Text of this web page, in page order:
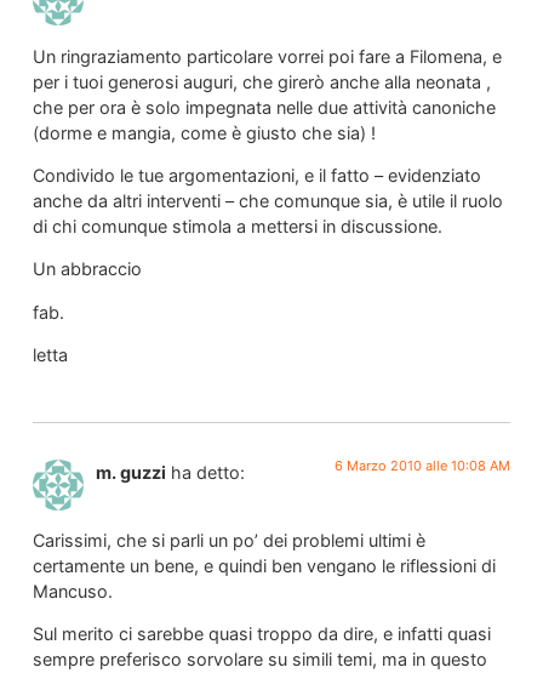
Un ringraziamento particolare vorrei poi fare a Filomena, e
per i tuoi generosi auguri, che girerò anche alla neonata ,
che per ora è solo impegnata nelle due attività canoniche
(dorme e mangia, come è giusto che sia) !
Condivido le tue argomentazioni, e il fatto – evidenziato
anche da altri interventi – che comunque sia, è utile il ruolo
di chi comunque stimola a mettersi in discussione.
Un abbraccio
fab.
letta
m. guzzi ha detto: 6 Marzo 2010 alle 10:08 AM
Carissimi, che si parli un po’ dei problemi ultimi è
certamente un bene, e quindi ben vengano le riflessioni di
Mancuso.
Sul merito ci sarebbe quasi troppo da dire, e infatti quasi
sempre preferisco sorvolare su simili temi, ma in questo